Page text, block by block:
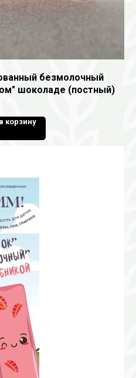
безмолочный
шоколаде (постный)
корзину